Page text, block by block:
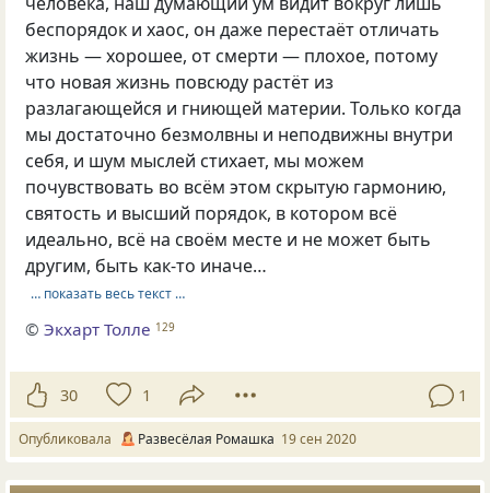
беспорядок и хаос, он даже перестаёт отличать
жизнь — хорошее, от смерти — плохое, потому
что новая жизнь повсюду растёт из
разлагающейся и гниющей материи. Только когда
мы достаточно безмолвны и неподвижны внутри
себя, и шум мыслей стихает, мы можем
почувствовать во всём этом скрытую гармонию,
святость и высший порядок, в котором всё
идеально, всё на своём месте и не может быть
другим, быть как-то иначе…
… показать весь текст …
©Экхарт Толле 129
30 1 1
Опубликовала Развесёлая Ромашка 19 сен 2020